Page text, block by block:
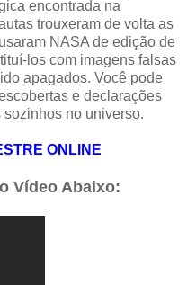
encontrada na
trouxeram de volta as
NASA de edição de
los com imagens falsas
apagados. Você pode
e declarações
no universo.
ONLINE
Vídeo Abaixo: